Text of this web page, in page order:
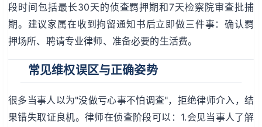
段时间包括最长30天的侦查羁押期和7天检察院审查批捕
期。建议家属在收到拘留通知书后立即做三件事：确认羁
押场所、聘请专业律师、准备必要的生活费。
常见维权误区与正确姿势
很多当事人以为"没做亏心事不怕调查"，拒绝律师介入，结
果错失取证良机。律师在侦查阶段可以：1.会见当事人了解